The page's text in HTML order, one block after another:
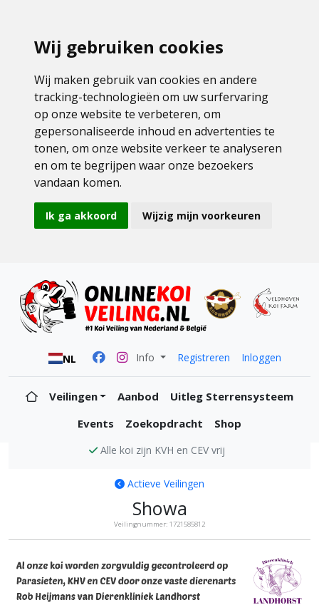
Wij gebruiken cookies
Wij maken gebruik van cookies en andere
tracking-technologieën om uw surfervaring
op onze website te verbeteren, om
gepersonaliseerde inhoud en advertenties te
tonen, om onze website verkeer te analyseren
en om te begrijpen waar onze bezoekers
vandaan komen.
Ik ga akkoord Wijzig mijn voorkeuren
NL Info Registreren Inloggen
Veilingen Aanbod
Uitleg Sterrensysteem
Events
Zoekopdracht Shop
Uw account is veilig en anoniem!
Actieve Veilingen
Showa
Veilingnummer: 1721585812